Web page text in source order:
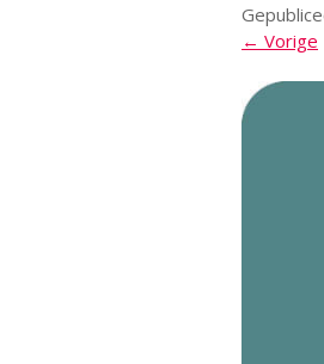
← Vorige